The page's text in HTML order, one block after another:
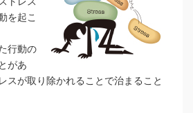
を起こ
行動の
があ
スが取り除かれることで治まること